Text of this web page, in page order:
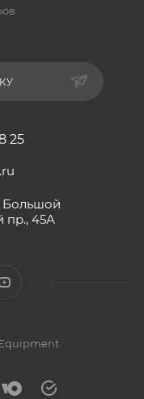
25
Большой
пр., 45А